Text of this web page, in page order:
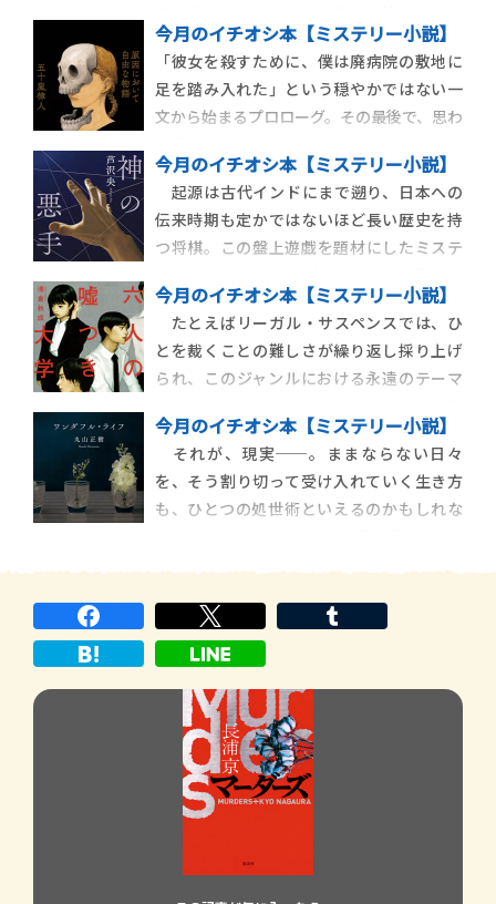
らし、なぜか妙に心を惹きつける。この得
もいわれぬ退廃的な魅力の正体とは何なの
か。斜線堂有紀『廃遊園地の殺人』は、そ
の答えの一端を垣間見せてくれる長編本格
ミステリだ。
今月のイチオシ本【ミステリー小説】
「彼女を殺すために、僕は廃病院の敷地に
足を踏み入れた」という穏やかではない一
文から始まるプロローグ。その最後で、思わ
される。それを成したことで、なぜ「これ
で、彼女を殺せる」のか？ 五十嵐律人
『原因において自由な物語』は、年末の各
種ミステリランキングに軒並み挙げられる
など大いに話題を
今月のイチオシ本【ミステリー小説】
起源は古代インドにまで遡り、日本への
伝来時期も定かではないほど長い歴史を持
つ将棋。この盤上遊戯を題材にしたミステ
『神の悪手』は、これまでにない切り口と
広い視野を備え、たとえ将棋を識らずとも
一読唸ること請け合いの全五話からなる充
実の作品集だ。
今月のイチオシ本【ミステリー小説】
たとえばリーガル・サスペンスでは、ひ
とを裁くことの難しさが繰り返し採り上げ
られ、このジャンルにおける永遠のテーマ
易に割り切れない存在である「ひと」をは
かることに決して長けてはいない証左とい
えよう。けれど社会で生きていく限り、ひと
はひとからはかられ、評価づけされること
今月のイチオシ本【ミステリー小説】
それが、現実──。ままならない日々
を、そう割り切って受け入れていく生き方
も、ひとつの処世術といえるのかもしれな
複数のケースを提示し、ミステリの手法を
用いて読み手に、その〝なにか〟の一端を